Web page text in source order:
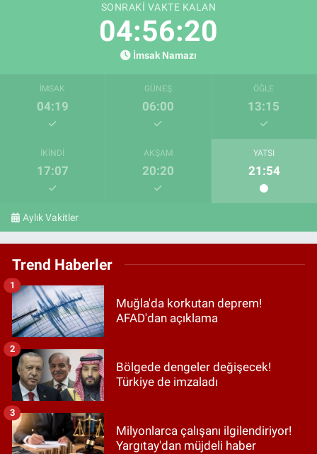
SONRAKI VAKTE KALAN
04:56:19
İmsak Namazı
İMSAK
04:19
GÜNEŞ
06:00
ÖĞLE
13:15
İKINDI
17:07
AKŞAM
20:20
YATSI
21:54
Aylık Vakitler
Trend Haberler
Muğla'da korkutan deprem!
AFAD'dan açıklama
1
Bölgede dengeler değişecek!
Türkiye de imzaladı
2
Milyonlarca çalışanı ilgilendiriyor!
Yargıtay'dan müjdeli haber
3